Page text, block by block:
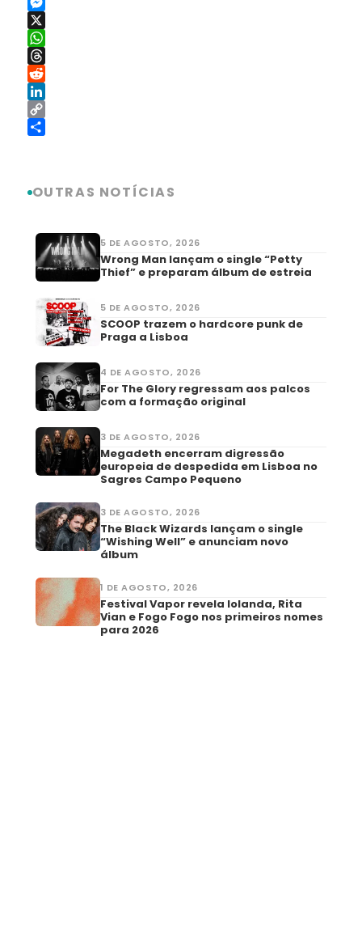
Messenger
X
WhatsApp
Threads
Reddit
LinkedIn
Copy
OUTRAS NOTÍCIAS
5 DE AGOSTO, 2026
Wrong Man lançam o single “Petty
Thief” e preparam álbum de estreia
5 DE AGOSTO, 2026
SCOOP trazem o hardcore punk de
Praga a Lisboa
4 DE AGOSTO, 2026
For The Glory regressam aos palcos
com a formação original
3 DE AGOSTO, 2026
Megadeth encerram digressão
europeia de despedida em Lisboa no
Sagres Campo Pequeno
3 DE AGOSTO, 2026
The Black Wizards lançam o single
“Wishing Well” e anunciam novo
álbum
1 DE AGOSTO, 2026
Festival Vapor revela Iolanda, Rita
Vian e Fogo Fogo nos primeiros nomes
para 2026